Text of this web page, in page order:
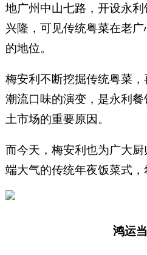
地广州中山七路，开设永
兴隆，可见传统粤菜在老
的地位。
梅安利不断挖掘传统粤菜
潮流口味的演变，是永利
土市场的重要原因。
而今天，梅安利也为广大
端大气的传统年夜饭菜式，
鸿运